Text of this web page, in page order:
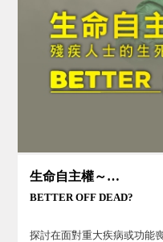
生命自主權～殘疾人士的生死抉擇
BETTER OFF DEAD?
探討在面對重大疾病或功能